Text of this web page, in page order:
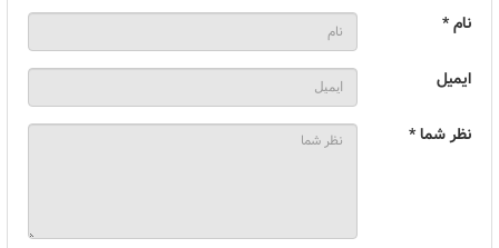
نام *
ایمیل
نظر شما *